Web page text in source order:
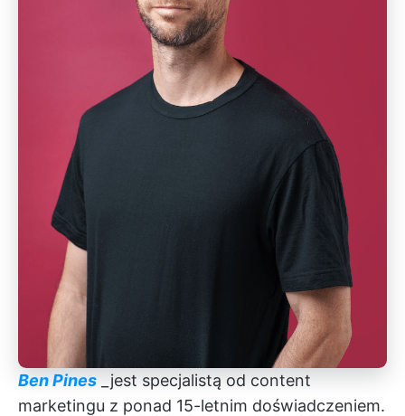
Ben Pines _jest specjalistą od content
marketingu z ponad 15-letnim doświadczeniem.